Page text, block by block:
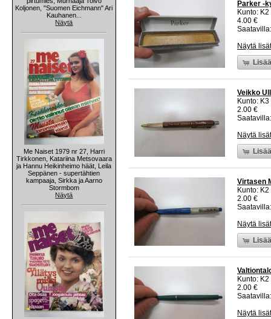
Koljonen, "Suomen Eichmann" Ari
Kauhanen...
Näytä
Me Naiset 1979 nr 27, Harri
Tirkkonen, Katariina Metsovaara
ja Hannu Heikinheimo häät, Leila
Seppänen - supertähtien
kampaaja, Sirkka ja Aarno
Stormbom
Näytä
Parker -
Kunto:
4.00 €
Näytä
Veikko
Kunto:
2.00 €
Näytä
Virtasen
Kunto:
2.00 €
Näytä
Kunto:
2.00 €
Näytä